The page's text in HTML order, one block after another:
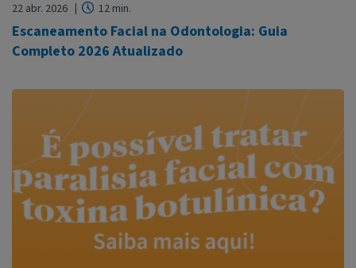
22 abr. 2026 12 min.
Escaneamento Facial na Odontologia: Guia
Completo 2026 Atualizado